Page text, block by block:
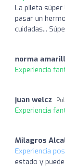
La pileta súper
pasar un
cuidadas...
norma
Experiencia
juan welcz
Experiencia
Milagros
Experiencia
estado y